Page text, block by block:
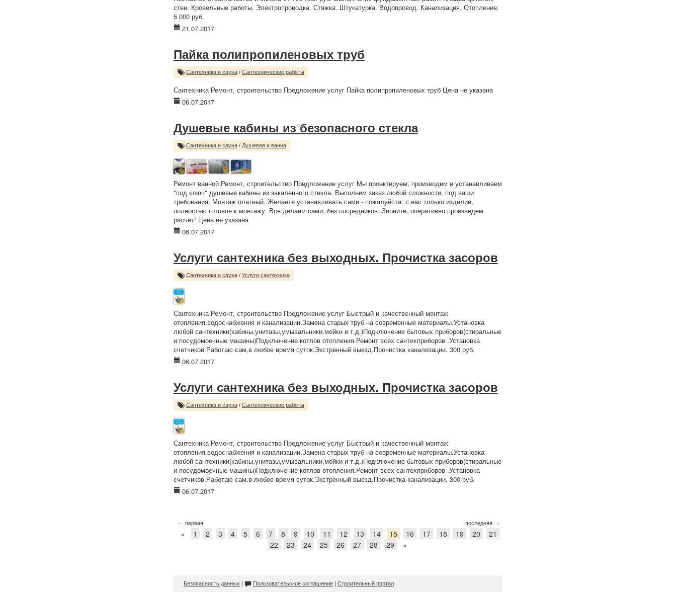
стен. Кровельные работы. Электропроводка. Стяжка. Штукатурка. Водопровод. Канализация. Отопление.
5 000 руб.
21.07.2017
Пайка полипропиленовых труб
Сантехника и сауна/ Сантехнические работы
Сантехника Ремонт, строительство Предложение услуг Пайка полипропиленовых труб Цена не указана
06.07.2017
Душевые кабины из безопасного стекла
Сантехника и сауна/ Душевая и ванна
Ремонт ванной Ремонт, строительство Предложение услуг Мы проектируем, производим и устанавливаем
"под ключ" душевые кабины из закаленного стекла. Выполним заказ любой сложности, под ваши
требования. Монтаж платный. Желаете устанавливать сами - пожалуйста: с нас только изделие,
полностью готовое к монтажу. Все делаем сами, без посредников. Звоните, оперативно произведем
расчет! Цена не указана
06.07.2017
Услуги сантехника без выходных. Прочистка засоров
Сантехника и сауна/ Услуги сантехника
Сантехника Ремонт, строительство Предложение услуг Быстрый и качественный монтаж
отопления,водоснабжения и канализации.Замена старых труб на современные материалы.Установка
любой сантехники(кабины,унитазы,умывальники,мойки и т.д.)Подключение бытовых приборов(стиральные
и посудомоечные машины)Подключение котлов отопления.Ремонт всех сантехприборов .Установка
счетчиков.Работаю сам,в любое время суток.Экстренный выезд.Прочистка канализации. 300 руб.
06.07.2017
Услуги сантехника без выходных. Прочистка засоров
Сантехника и сауна/ Сантехнические работы
Сантехника Ремонт, строительство Предложение услуг Быстрый и качественный монтаж
отопления,водоснабжения и канализации.Замена старых труб на современные материалы.Установка
любой сантехники(кабины,унитазы,умывальники,мойки и т.д.)Подключение бытовых приборов(стиральные
и посудомоечные машины)Подключение котлов отопления.Ремонт всех сантехприборов .Установка
счетчиков.Работаю сам,в любое время суток.Экстренный выезд.Прочистка канализации. 300 руб.
06.07.2017
← первая последняя →
« 1 2 3 4 5 6 7 8 9 10 11 12 13 14 15 16 17 18 19 20
21
22
23 24 25 26 27 28 29 »
Безопасность данных | Пользовательское соглашение| Строительный портал